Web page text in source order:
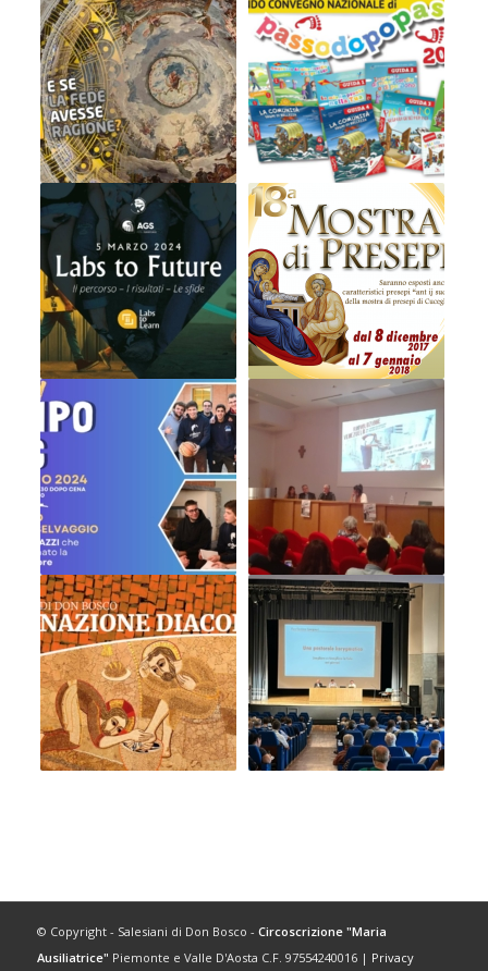
© Copyright - Salesiani di Don Bosco - Circoscrizione "Maria
Ausiliatrice" Piemonte e Valle D'Aosta C.F. 97554240016 | Privacy